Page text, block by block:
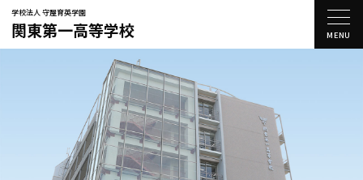
学校法人 守屋育英学園
関東第一高等学校
受験生の方へ
交通アクセス お問い合わせ